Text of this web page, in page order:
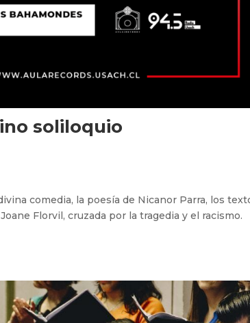
soliloquio
comedia, la poesía de Nicanor Parra, los
Florvil, cruzada por la tragedia y el racismo.